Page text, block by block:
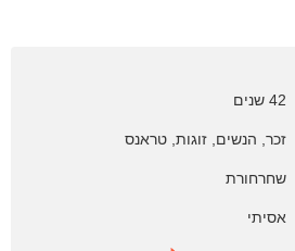
42 שנים
זכר, הנשים, זוגות, טראנס
שחרחורת
אסיתי